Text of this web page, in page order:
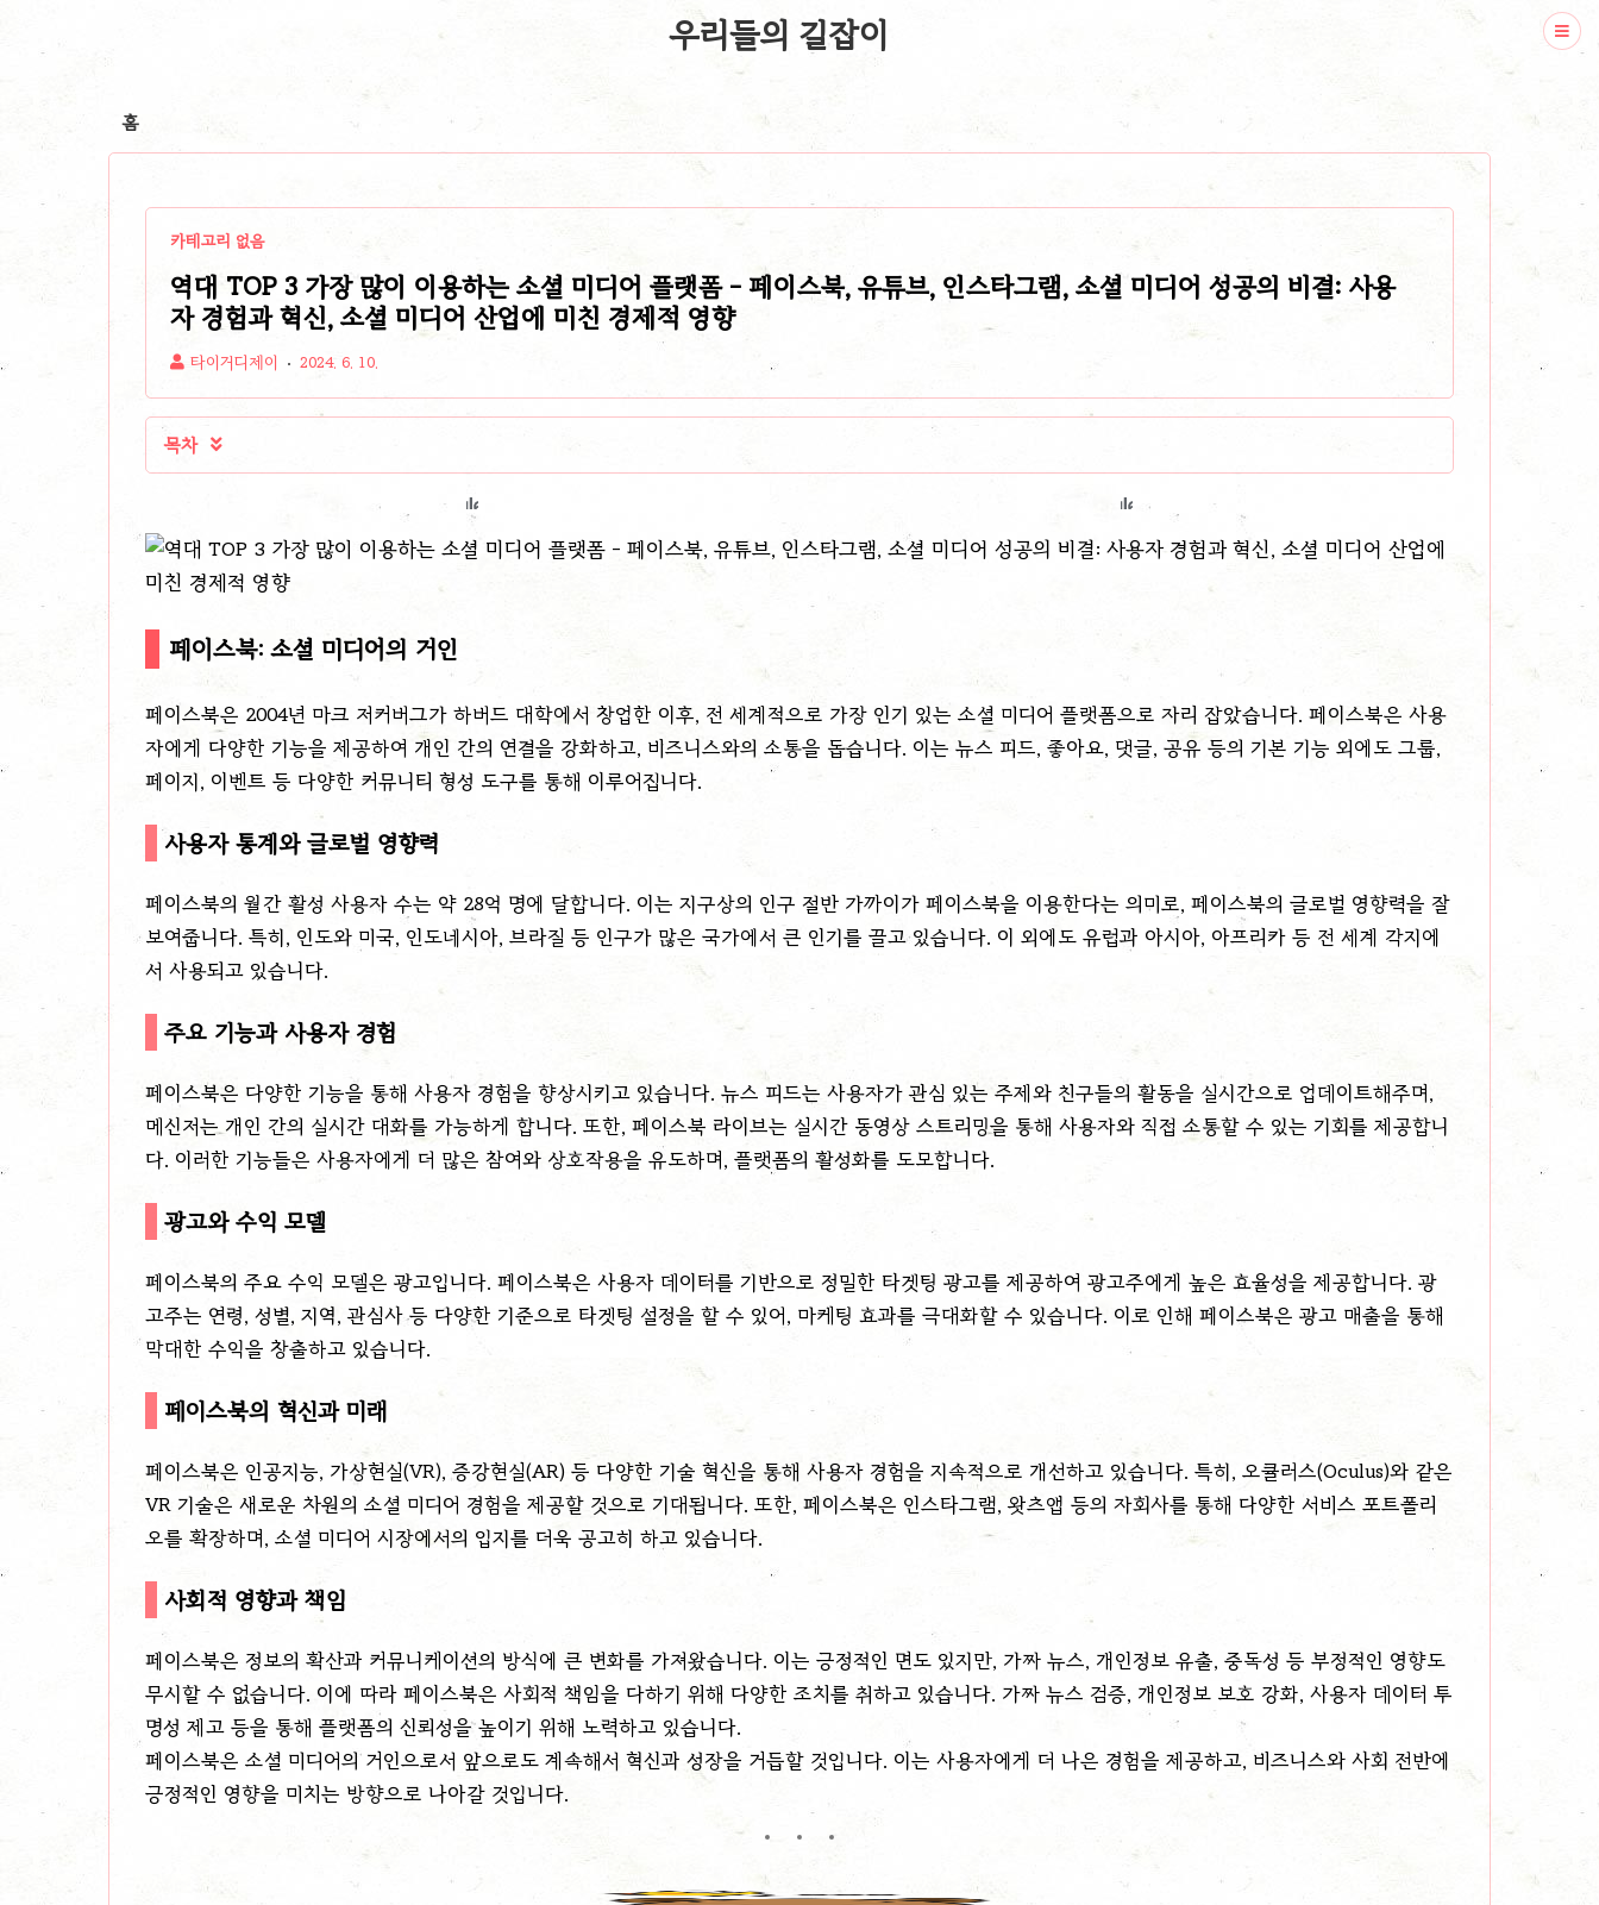
우리들의 길잡이
홈
카테고리 없음
역대 TOP 3 가장 많이 이용하는 소셜 미디어 플랫폼 - 페이스북, 유튜브, 인스타그램, 소셜 미디어 성공의 비결: 사용
자 경험과 혁신, 소셜 미디어 산업에 미친 경제적 영향
타이거디제이 2024. 6. 10.
목차 
페이스북: 소셜 미디어의 거인
페이스북은 2004년 마크 저커버그가 하버드 대학에서 창업한 이후, 전 세계적으로 가장 인기 있는 소셜 미디어 플랫폼으로 자리 잡았습니다. 페이스북은 사용
자에게 다양한 기능을 제공하여 개인 간의 연결을 강화하고, 비즈니스와의 소통을 돕습니다. 이는 뉴스 피드, 좋아요, 댓글, 공유 등의 기본 기능 외에도 그룹,
페이지, 이벤트 등 다양한 커뮤니티 형성 도구를 통해 이루어집니다.
사용자 통계와 글로벌 영향력
페이스북의 월간 활성 사용자 수는 약 28억 명에 달합니다. 이는 지구상의 인구 절반 가까이가 페이스북을 이용한다는 의미로, 페이스북의 글로벌 영향력을 잘
보여줍니다. 특히, 인도와 미국, 인도네시아, 브라질 등 인구가 많은 국가에서 큰 인기를 끌고 있습니다. 이 외에도 유럽과 아시아, 아프리카 등 전 세계 각지에
서 사용되고 있습니다.
주요 기능과 사용자 경험
페이스북은 다양한 기능을 통해 사용자 경험을 향상시키고 있습니다. 뉴스 피드는 사용자가 관심 있는 주제와 친구들의 활동을 실시간으로 업데이트해주며,
메신저는 개인 간의 실시간 대화를 가능하게 합니다. 또한, 페이스북 라이브는 실시간 동영상 스트리밍을 통해 사용자와 직접 소통할 수 있는 기회를 제공합니
다. 이러한 기능들은 사용자에게 더 많은 참여와 상호작용을 유도하며, 플랫폼의 활성화를 도모합니다.
광고와 수익 모델
페이스북의 주요 수익 모델은 광고입니다. 페이스북은 사용자 데이터를 기반으로 정밀한 타겟팅 광고를 제공하여 광고주에게 높은 효율성을 제공합니다. 광
고주는 연령, 성별, 지역, 관심사 등 다양한 기준으로 타겟팅 설정을 할 수 있어, 마케팅 효과를 극대화할 수 있습니다. 이로 인해 페이스북은 광고 매출을 통해
막대한 수익을 창출하고 있습니다.
페이스북의 혁신과 미래
페이스북은 인공지능, 가상현실(VR), 증강현실(AR) 등 다양한 기술 혁신을 통해 사용자 경험을 지속적으로 개선하고 있습니다. 특히, 오큘러스(Oculus)와 같은
VR 기술은 새로운 차원의 소셜 미디어 경험을 제공할 것으로 기대됩니다. 또한, 페이스북은 인스타그램, 왓츠앱 등의 자회사를 통해 다양한 서비스 포트폴리
오를 확장하며, 소셜 미디어 시장에서의 입지를 더욱 공고히 하고 있습니다.
사회적 영향과 책임
페이스북은 정보의 확산과 커뮤니케이션의 방식에 큰 변화를 가져왔습니다. 이는 긍정적인 면도 있지만, 가짜 뉴스, 개인정보 유출, 중독성 등 부정적인 영향도
무시할 수 없습니다. 이에 따라 페이스북은 사회적 책임을 다하기 위해 다양한 조치를 취하고 있습니다. 가짜 뉴스 검증, 개인정보 보호 강화, 사용자 데이터 투
명성 제고 등을 통해 플랫폼의 신뢰성을 높이기 위해 노력하고 있습니다.
페이스북은 소셜 미디어의 거인으로서 앞으로도 계속해서 혁신과 성장을 거듭할 것입니다. 이는 사용자에게 더 나은 경험을 제공하고, 비즈니스와 사회 전반에
긍정적인 영향을 미치는 방향으로 나아갈 것입니다.